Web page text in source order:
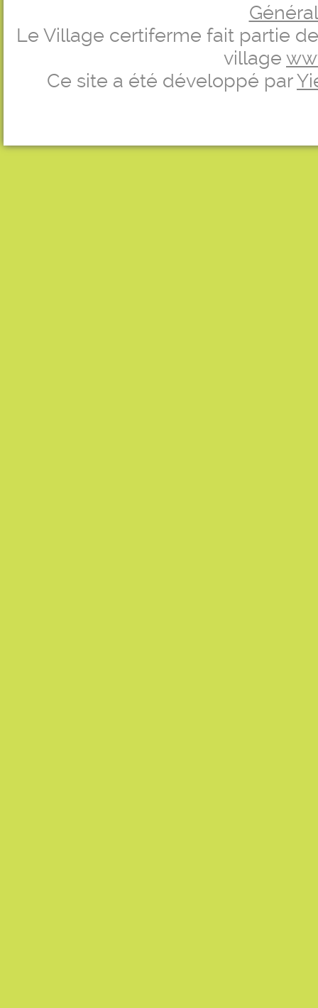
Le Village certiferme fait partie
village
Ce site a été développé par